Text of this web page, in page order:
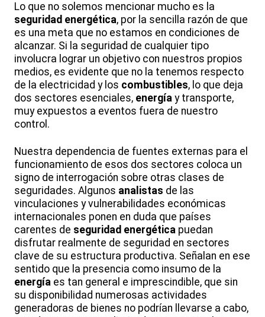
Lo que no solemos mencionar mucho es la
seguridad energética, por la sencilla razón de que
es una meta que no estamos en condiciones de
alcanzar. Si la seguridad de cualquier tipo
involucra lograr un objetivo con nuestros propios
medios, es evidente que no la tenemos respecto
de la electricidad y los combustibles, lo que deja
dos sectores esenciales, energía y transporte,
muy expuestos a eventos fuera de nuestro
control.
Nuestra dependencia de fuentes externas para el
funcionamiento de esos dos sectores coloca un
signo de interrogación sobre otras clases de
seguridades. Algunos analistas de las
vinculaciones y vulnerabilidades económicas
internacionales ponen en duda que países
carentes de seguridad energética puedan
disfrutar realmente de seguridad en sectores
clave de su estructura productiva. Señalan en ese
sentido que la presencia como insumo de la
energía es tan general e imprescindible, que sin
su disponibilidad numerosas actividades
generadoras de bienes no podrían llevarse a cabo,